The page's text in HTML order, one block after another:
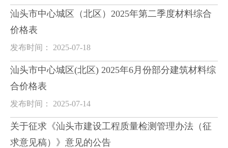
汕头市中心城区（北区）2025年第二季度材料综合
价格表
发布时间： 2025-07-18
汕头市中心城区(北区) 2025年6月份部分建筑材料综
合价格表
发布时间： 2025-07-14
关于征求《汕头市建设工程质量检测管理办法（征
求意见稿）》意见的公告